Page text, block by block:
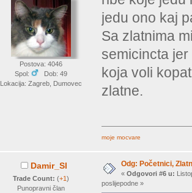
Postova: 4046
Spol:
Dob: 49
Lokacija: Zagreb, Dumovec
jedu ono kaj
Sa zlatnima
semicincta
koja voli
zlatne.
moje mocvare
Damir_Sl
Trade Count: (+1 )
Punopravni član
Odg: Početnici,
« Odgovori #6 u:
poslijepodne »